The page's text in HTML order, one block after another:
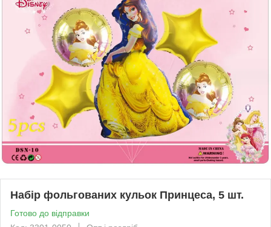
Набір фольгованих кульок Принцеса, 5 шт.
Готово до відправки